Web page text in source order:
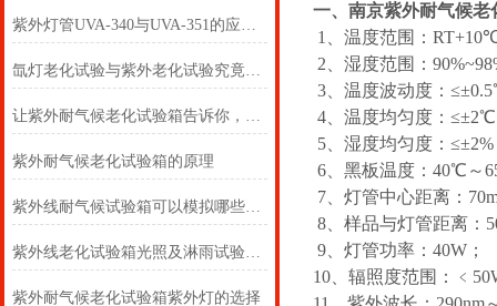
紫外灯管UVA-340与UVA-351的应用范围
氙灯老化试验与紫外老化试验究竟孰好？
让紫外耐气候老化试验箱告诉你，何为老化？
紫外耐气候老化试验箱的原理
紫外线耐气候试验箱可以模拟哪些环境?
紫外线老化试验箱光照及淋雨试验环节介绍
紫外耐气候老化试验箱紫外灯的选择
一、南京紫外耐气候老
1、温度范围：
2、湿度范围：
3、温度波动度：
4、温度均匀度：
5、湿度均匀度：
6、黑板温度：40℃～
7、灯管中心距离：
8、样品与灯管距离：
9、灯管功率：40W；
10、辐照度范围：